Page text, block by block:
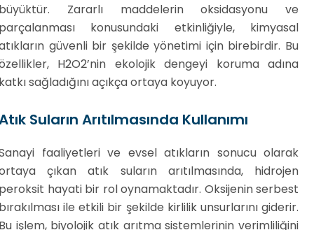
Zararlı maddelerin oksidasyonu ve
konusundaki etkinliğiyle, kimyasal
güvenli bir şekilde yönetimi için birebirdir. Bu
H2O2’nin ekolojik dengeyi koruma adına
sağladığını açıkça ortaya koyuyor.
Suların Arıtılmasında Kullanımı
faaliyetleri ve evsel atıkların sonucu olarak
çıkan atık suların arıtılmasında, hidrojen
hayati bir rol oynamaktadır. Oksijenin serbest
ile etkili bir şekilde kirlilik unsurlarını giderir.
işlem, biyolojik atık arıtma sistemlerinin verimliliğini